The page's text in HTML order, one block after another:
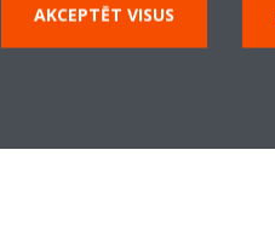
AKCEPTĒT VISUS